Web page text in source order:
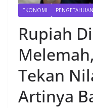
EKONOMI
Rupiah
Tekan
Artinya